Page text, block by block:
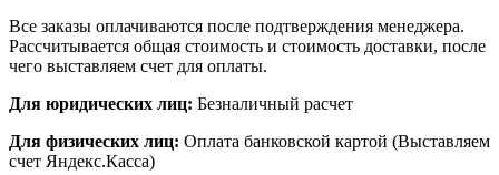
Все заказы оплачиваются после подтверждения менеджера.
Рассчитывается общая стоимость и стоимость доставки, после
чего выставляем счет для оплаты.
Для юридических лиц: Безналичный расчет
Для физических лиц: Оплата банковской картой (Выставляем
счет Яндекс.Касса)